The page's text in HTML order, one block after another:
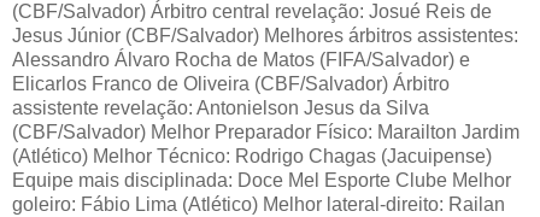
(CBF/Salvador) Árbitro central revelação: Josué Reis de
Jesus Júnior (CBF/Salvador) Melhores árbitros assistentes:
Alessandro Álvaro Rocha de Matos (FIFA/Salvador) e
Elicarlos Franco de Oliveira (CBF/Salvador) Árbitro
assistente revelação: Antonielson Jesus da Silva
(CBF/Salvador) Melhor Preparador Físico: Marailton Jardim
(Atlético) Melhor Técnico: Rodrigo Chagas (Jacuipense)
Equipe mais disciplinada: Doce Mel Esporte Clube Melhor
goleiro: Fábio Lima (Atlético) Melhor lateral-direito: Railan